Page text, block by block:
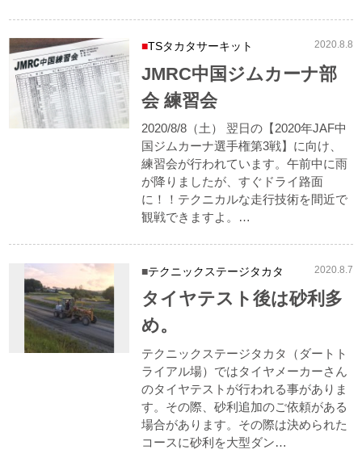
TSタカタサーキット 2020.8.8
JMRC中国ジムカーナ部
会 練習会
2020/8/8（土） 翌日の【2020年JAF中
国ジムカーナ選手権第3戦】に向け、
練習会が行われています。午前中に雨
が降りましたが、すぐドライ路面
に！！テクニカルな走行技術を間近で
観戦できますよ。…
テクニックステージタカタ 2020.8.7
タイヤテスト後は砂利多
め。
テクニックステージタカタ（ダートト
ライアル場）ではタイヤメーカーさん
のタイヤテストが行われる事がありま
す。その際、砂利追加のご依頼がある
場合があります。その際は決められた
コースに砂利を大型ダン…